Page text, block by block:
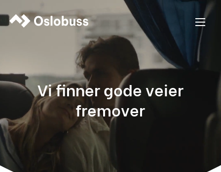
Vi finner gode veier
fremover